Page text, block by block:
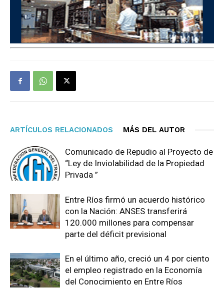
ARTÍCULOS RELACIONADOS MÁS DEL AUTOR
Comunicado de Repudio al Proyecto de
“Ley de Inviolabilidad de la Propiedad
Privada ”
Entre Ríos firmó un acuerdo histórico
con la Nación: ANSES transferirá
120.000 millones para compensar
parte del déficit previsional
En el último año, creció un 4 por ciento
el empleo registrado en la Economía
del Conocimiento en Entre Ríos